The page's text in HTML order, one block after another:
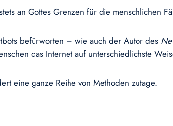
an Gottes Grenzen für die menschlichen
befürworten – wie auch der Autor des
das Internet auf unterschiedlichste
eine ganze Reihe von Methoden zutage.